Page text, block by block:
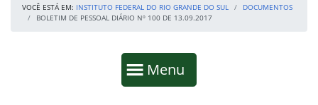
VOCÊ ESTÁ EM: INSTITUTO FEDERAL DO RIO GRANDE DO SUL
DOCUMENTOS
BOLETIM DE PESSOAL DIÁRIO Nº 100 DE 13.09.2017
Mostrar
Menu